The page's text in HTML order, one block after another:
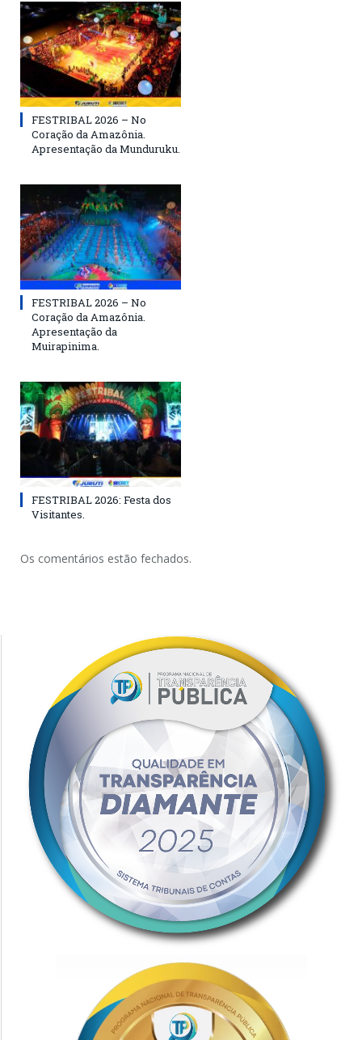
FESTRIBAL 2026 – No
Coração da Amazônia.
Apresentação da Munduruku.
FESTRIBAL 2026 – No
Coração da Amazônia.
Apresentação da
Muirapinima.
FESTRIBAL 2026: Festa dos
Visitantes.
Os comentários estão fechados.